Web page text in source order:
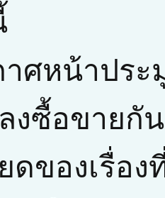
าศหน้าปร
งซื้อขายกัน
ดของเรื่อ